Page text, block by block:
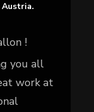
!
you all
work at